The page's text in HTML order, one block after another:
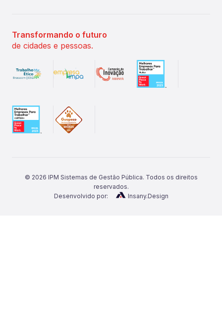
Transformando o futuro
de cidades e pessoas.
© 2026 IPM Sistemas de Gestão Pública. Todos os direitos
reservados.
Desenvolvido por:
Insany.Design